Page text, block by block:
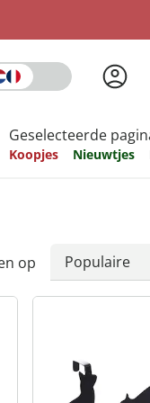
Geselecteerde
Koopjes Nieuwtjes
op